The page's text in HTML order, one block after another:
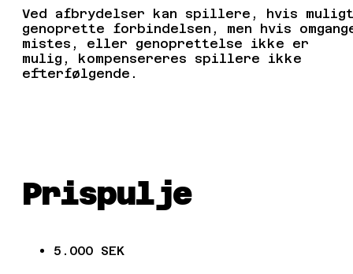
Ved afbrydelser kan spillere, hvis
genoprette forbindelsen, men hvis
mistes, eller genoprettelse ikke er
mulig, kompensereres spillere ikke
efterfølgende.
Prispulje
5.000 SEK